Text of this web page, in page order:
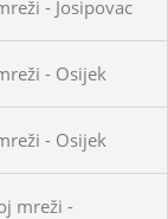
- Josipovac
- Osijek
- Osijek
mreži -